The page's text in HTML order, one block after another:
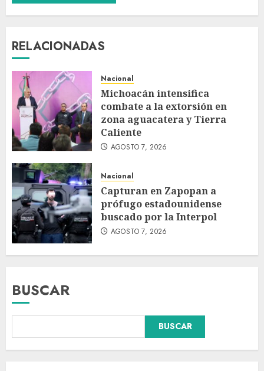
RELACIONADAS
Nacional
Michoacán intensifica
combate a la extorsión en
zona aguacatera y Tierra
Caliente
AGOSTO 7, 2026
Nacional
Capturan en Zapopan a
prófugo estadounidense
buscado por la Interpol
AGOSTO 7, 2026
BUSCAR
BUSCAR
Declaran accidental la muerte
de Brandon Clarke por